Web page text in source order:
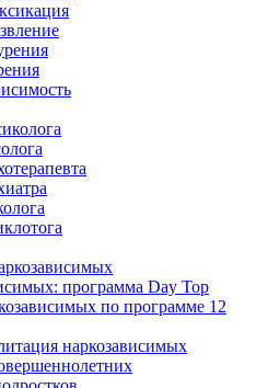
программа Day Top
по программе 12
наркозависимых